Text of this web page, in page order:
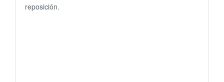
reposición.